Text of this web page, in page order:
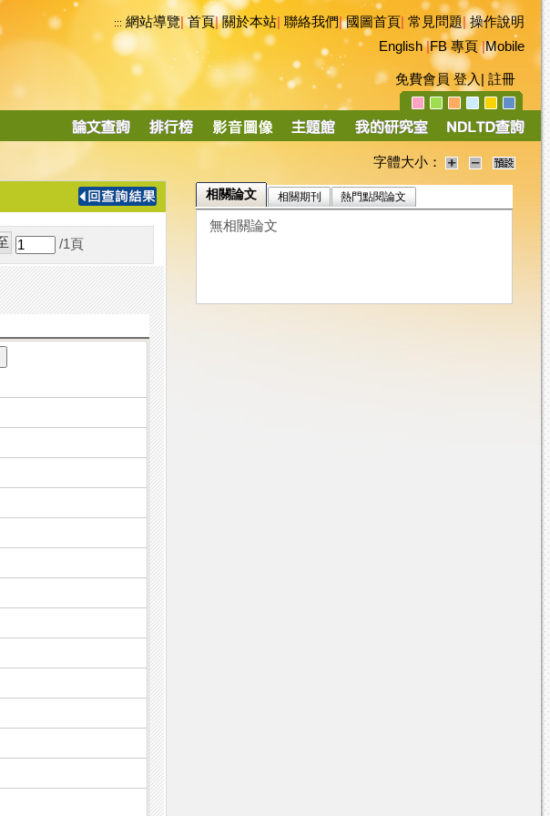
::: 網站導覽|首頁|關於本站 聯絡我們|國圖首頁 常見問題|操作說明
English|FB 專頁|Mobile
免費會員 登入 註冊
導
字體大小：
/1 頁
相關論文 相關期刊 熱門點閱論文
無相關論文